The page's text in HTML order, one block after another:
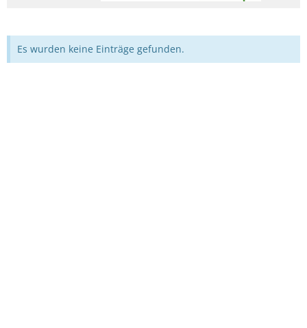
Es wurden keine Einträge gefunden.